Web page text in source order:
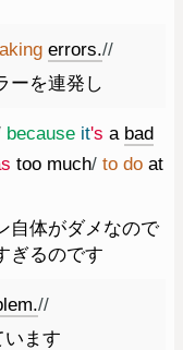
errors.//
ーを連発し
because it's a bad
too much/ to do at
自体がダメなので
ぎるのです
//
います